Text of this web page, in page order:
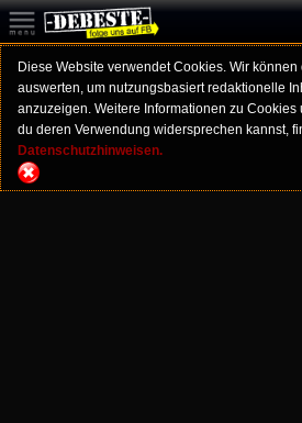
Diese Website verwendet Cookies. Wir
auswerten, um nutzungsbasiert redaktionelle
anzuzeigen. Weitere Informationen zu
du deren Verwendung widersprechen kannst,
Datenschutzhinweisen.